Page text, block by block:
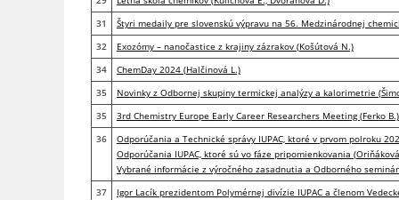
31
Štyri medaily pre slovenskú výpravu na 56. Medzinárodnej
32
Exozómy – nanočastice z krajiny zázrakov (Košútová N.)
34
ChemDay 2024 (Halčinová L.)
35
Novinky z Odbornej skupiny termickej analýzy a kalorimetrie
35
3rd Chemistry Europe Early Career Researchers Meeting (Ferko B.)
36
Odporúčania a Technické správy IUPAC, ktoré v prvom polroku
Odporúčania IUPAC, ktoré sú vo fáze pripomienkovania
Vybrané informácie z výročného zasadnutia a Odborného
37
Igor Lacík prezidentom Polymérnej divízie IUPAC a členom